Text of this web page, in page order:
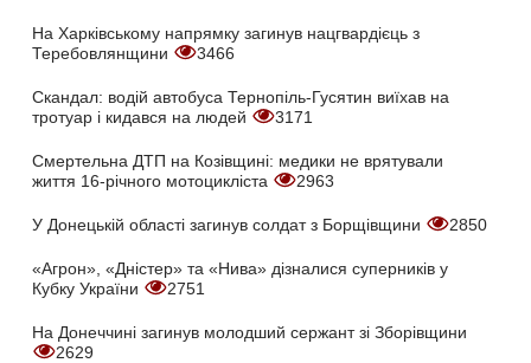
На Харківському напрямку загинув нацгвардієць з
Теребовлянщини
3466
Скандал: водій автобуса Тернопіль-Гусятин виїхав на
тротуар і кидався на людей
3171
Смертельна ДТП на Козівщині: медики не врятували
життя 16-річного мотоцикліста
2963
У Донецькій області загинув солдат з Борщівщини 2850
«Агрон», «Дністер» та «Нива» дізналися суперників у
Кубку України
2751
На Донеччині загинув молодший сержант зі Зборівщини
2629